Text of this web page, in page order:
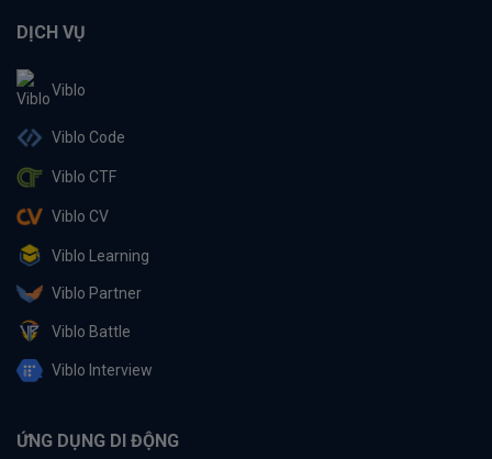
DỊCH VỤ
Viblo
Viblo Code
Viblo CTF
Viblo CV
Viblo Learning
Viblo Partner
Viblo Battle
Viblo Interview
ỨNG DỤNG DI ĐỘNG